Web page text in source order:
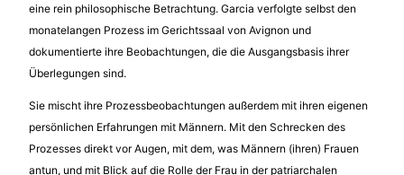
eine rein philosophische Betrachtung. Garcia verfolgte selbst den
monatelangen Prozess im Gerichtssaal von Avignon und
dokumentierte ihre Beobachtungen, die die Ausgangsbasis ihrer
Überlegungen sind.
Sie mischt ihre Prozessbeobachtungen außerdem mit ihren eigenen
persönlichen Erfahrungen mit Männern. Mit den Schrecken des
Prozesses direkt vor Augen, mit dem, was Männern (ihren) Frauen
antun, und mit Blick auf die Rolle der Frau in der patriarchalen